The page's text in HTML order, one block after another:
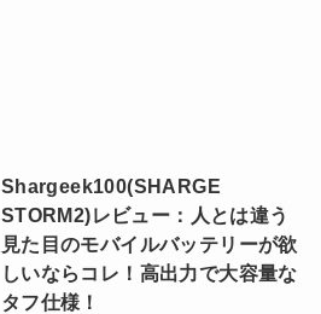
Shargeek100(SHARGE
STORM2)レビュー：人とは違う
見た目のモバイルバッテリーが欲
しいならコレ！高出力で大容量な
タフ仕様！